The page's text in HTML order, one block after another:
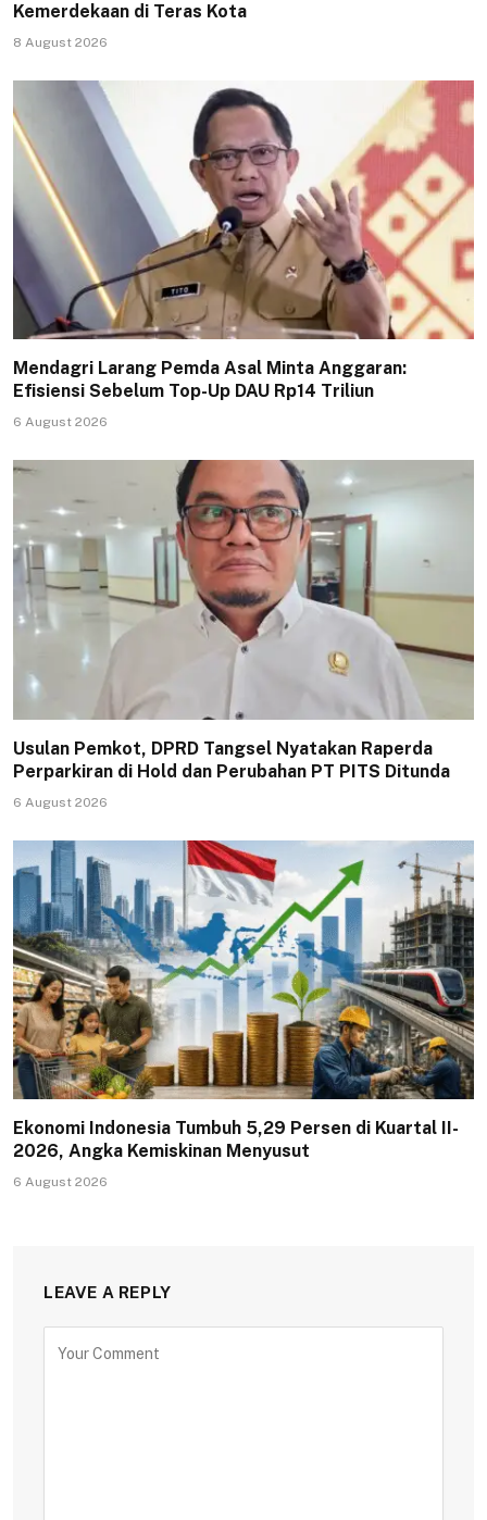
Kemerdekaan di Teras Kota
8 August 2026
Mendagri Larang Pemda Asal Minta Anggaran:
Efisiensi Sebelum Top-Up DAU Rp14 Triliun
6 August 2026
Usulan Pemkot, DPRD Tangsel Nyatakan Raperda
Perparkiran di Hold dan Perubahan PT PITS Ditunda
6 August 2026
Ekonomi Indonesia Tumbuh 5,29 Persen di Kuartal II-
2026, Angka Kemiskinan Menyusut
6 August 2026
LEAVE A REPLY